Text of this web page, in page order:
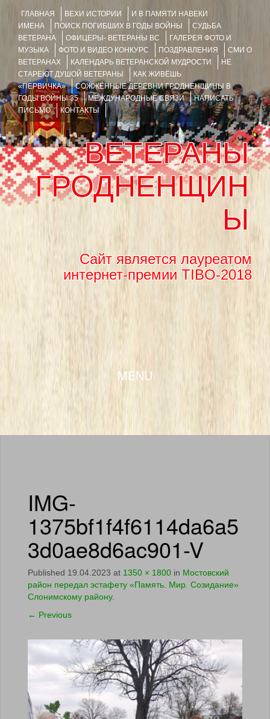
ГЛАВНАЯ ВЕХИ ИСТОРИИ
И В ПАМЯТИ НАВЕКИ
ИМЕНА
ПОИСК ПОГИБШИХ В ГОДЫ ВОЙНЫ
СУДЬБА
ВЕТЕРАНА
ОФИЦЕРЫ- ВЕТЕРАНЫ ВС
ГАЛЕРЕЯ ФОТО И
МУЗЫКА
ФОТО И ВИДЕО КОНКУРС ПОЗДРАВЛЕНИЯ
СМИ О
ВЕТЕРАНАХ
КАЛЕНДАРЬ ВЕТЕРАНСКОЙ МУДРОСТИ
НЕ
СТАРЕЮТ ДУШОЙ ВЕТЕРАНЫ
КАК ЖИВЁШЬ
«ПЕРВИЧКА»
СОЖЖЁННЫЕ ДЕРЕВНИ ГРОДНЕНЩИНЫ В
ГОДЫ ВОЙНЫ 35
МЕЖДУНАРОДНЫЕ СВЯЗИ
НАПИСАТЬ
ПИСЬМО
КОНТАКТЫ
ВЕТЕРАНЫ
ГРОДНЕНЩИН
Ы
Сайт является лауреатом
интернет-премии TIBO-2018
MENU
SKIP TO CONTENT
IMG-
1375bf1f4f6114da6a5
3d0ae8d6ac901-V
Published 19.04.2023 at 1350 × 1800 in Мостовский
район передал эстафету «Память. Мир. Созидание»
Слонимскому району.
← Previous